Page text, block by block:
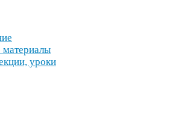
уроки